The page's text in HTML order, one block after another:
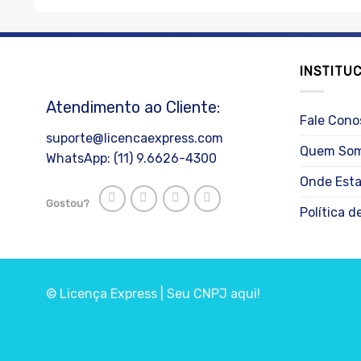
Atendimento ao Cliente:
suporte@licencaexpress.com
WhatsApp: (11) 9.6626-4300
Gostou?
Fale
Quem
Onde
Política
© Licença Express | Seu CNPJ aqui!